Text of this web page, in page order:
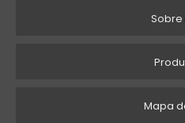
EXAUSTOR DE AR PARA COZINHA
Sobre
Mapa